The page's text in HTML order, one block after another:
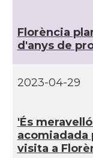
Florència
d'anys de
2023-04-29
'És
acomiadada
visita a